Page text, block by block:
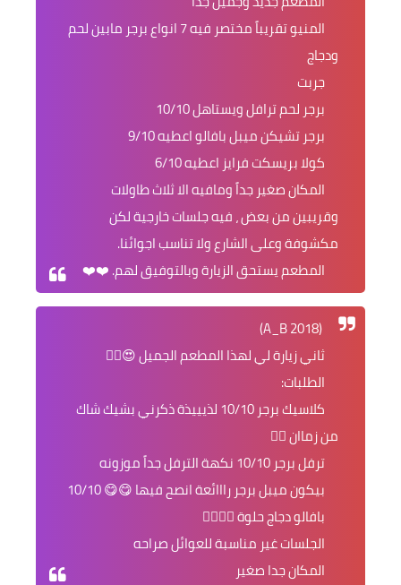
المنيو تقريباً مختصر فيه 7 انواع برجر مابين لحم
ودجاج
جربت
برجر لحم ترافل ويستاهل 10/10
برجر تشيكن ميبل بافالو اعطيه 9/10
كولا بريسكت فرايز اعطيه 6/10
المكان صغير جداً ومافيه الا ثلاث طاولات
وقريبين من بعض ، فيه جلسات خارجية لكن
مكشوفة وعلى الشارع ولا تناسب اجوائنا.
المطعم يستحق الزيارة وبالتوفيق لهم. ❤️❤️
(A_B 2018)
ثاني زيارة لي لهذا المطعم الجميل 😍👌🏻
الطلبات:
كلاسيك برجر 10/10 لذيييذة ذكرني بشيك شاك
من زماان 👌🏻
ترفل برجر 10/10 نكهة الترفل جداً موزونه
بيكون ميبل برجر رااائعة انصح فيها 😋😋 10/10
بافالو دجاج حلوة 👌🏻👌🏻
الجلسات غير مناسبة للعوائل صراحه
المكان جدا صغير